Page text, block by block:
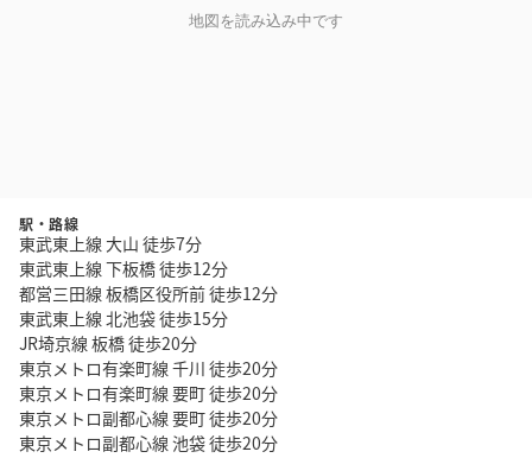
地図を読み込み中です
駅・路線
東武東上線 大山 徒歩7分
東武東上線 下板橋 徒歩12分
都営三田線 板橋区役所前 徒歩12分
東武東上線 北池袋 徒歩15分
JR埼京線 板橋 徒歩20分
東京メトロ有楽町線 千川 徒歩20分
東京メトロ有楽町線 要町 徒歩20分
東京メトロ副都心線 要町 徒歩20分
東京メトロ副都心線 池袋 徒歩20分